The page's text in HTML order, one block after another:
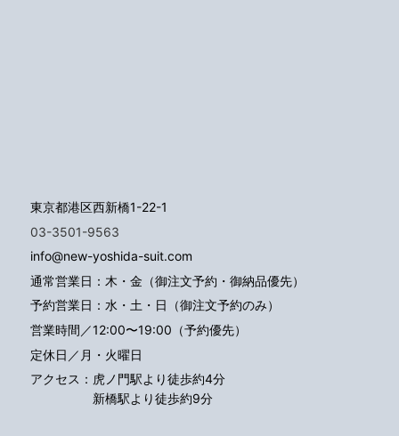
東京都港区西新橋1-22-1
03-3501-9563
info@new-yoshida-suit.com
通常営業日：木・金（御注文予約・御納品優先）
予約営業日：水・土・日（御注文予約のみ）
営業時間／12:00〜19:00（予約優先）
定休日／月・火曜日
アクセス： 虎ノ門駅より徒歩約4分
新橋駅より徒歩約9分